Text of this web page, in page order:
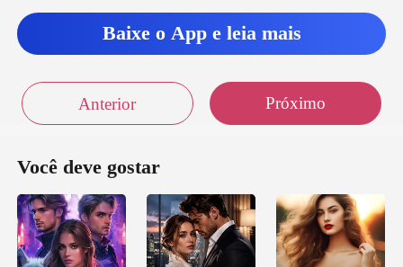
Baixe o App e leia mais
Anterior Próximo
Você deve gostar